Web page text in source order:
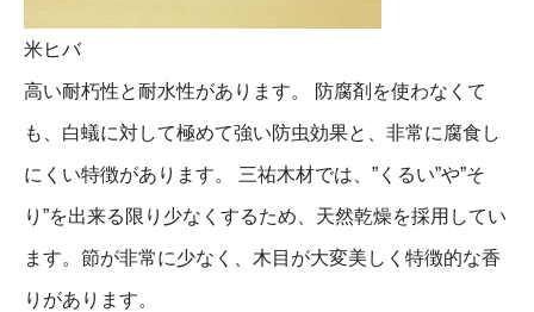
米ヒバ
高い耐朽性と耐水性があります。 防腐剤を使わなくて
も、白蟻に対して極めて強い防虫効果と、非常に腐食し
にくい特徴があります。 三祐木材では、”くるい”や”そ
り”を出来る限り少なくするため、天然乾燥を採用してい
ます。節が非常に少なく、木目が大変美しく特徴的な香
りがあります。